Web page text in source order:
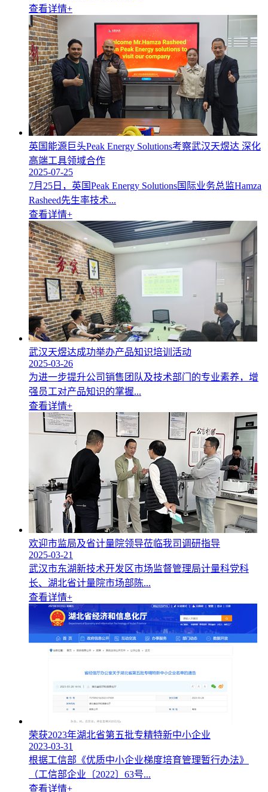
查看详情+
英国能源巨头Peak Energy Solutions考察武汉天煜达 深化
高端工具领域合作
2025-07-25
7月25日，英国Peak Energy Solutions国际业务总监Hamza
Rasheed先生率技术...
查看详情+
武汉天煜达成功举办产品知识培训活动
2025-03-26
为进一步提升公司销售团队及技术部门的专业素养，增
强员工对产品知识的掌握...
查看详情+
欢迎市监局及省计量院领导莅临我司调研指导
2025-03-21
武汉市东湖新技术开发区市场监督管理局计量科党科
长、湖北省计量院市场部陈...
查看详情+
荣获2023年湖北省第五批专精特新中小企业
2023-03-31
根据工信部《优质中小企业梯度培育管理暂行办法》
（工信部企业〔2022〕63号...
查看详情+